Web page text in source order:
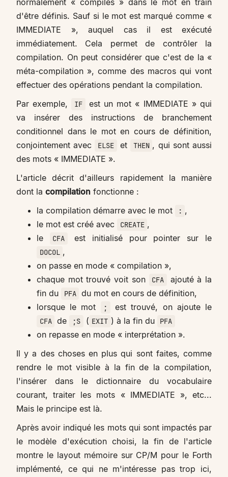
normalement « compilés » dans le mot en train
d'être définis. Sauf si le mot est marqué comme «
IMMEDIATE », auquel cas il est exécuté
immédiatement. Cela permet de contrôler la
compilation. On peut considérer que c'est de la «
méta-compilation », comme des macros qui vont
effectuer des opérations pendant la compilation.
Par exemple,
IF
est un mot « IMMEDIATE » qui
va insérer des instructions de branchement
conditionnel dans le mot en cours de définition,
conjointement avec
ELSE et THEN , qui sont aussi
des mots « IMMEDIATE ».
L'article décrit d'ailleurs rapidement la manière
dont la compilation fonctionne :
la compilation démarre avec le mot
: ,
le mot est créé avec
CREATE ,
le
CFA est initialisé pour pointer sur le
DOCOL ,
on passe en mode « compilation »,
chaque mot trouvé voit son
CFA
ajouté à la
fin du
PFA du mot en cours de définition,
lorsque le mot
; est trouvé, on ajoute le
CFA de ;S ( EXIT ) à la fin du PFA
on repasse en mode « interprétation ».
Il y a des choses en plus qui sont faites, comme
rendre le mot visible à la fin de la compilation,
l'insérer dans le dictionnaire du vocabulaire
courant, traiter les mots « IMMEDIATE », etc...
Mais le principe est là.
Après avoir indiqué les mots qui sont impactés par
le modèle d'exécution choisi, la fin de l'article
montre le layout mémoire sur CP/M pour le Forth
implémenté, ce qui ne m'intéresse pas trop ici,